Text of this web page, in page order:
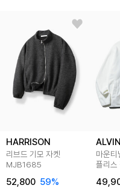
HARRISON
리브드 기모 자켓
MJB1685
52,800 59%
마운티
플리